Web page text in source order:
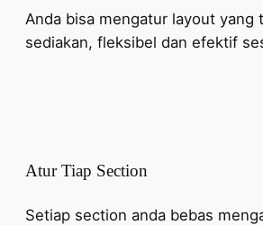
Anda bisa mengatur layout yang
sediakan, fleksibel dan efektif
Atur Tiap Section
Setiap section anda bebas